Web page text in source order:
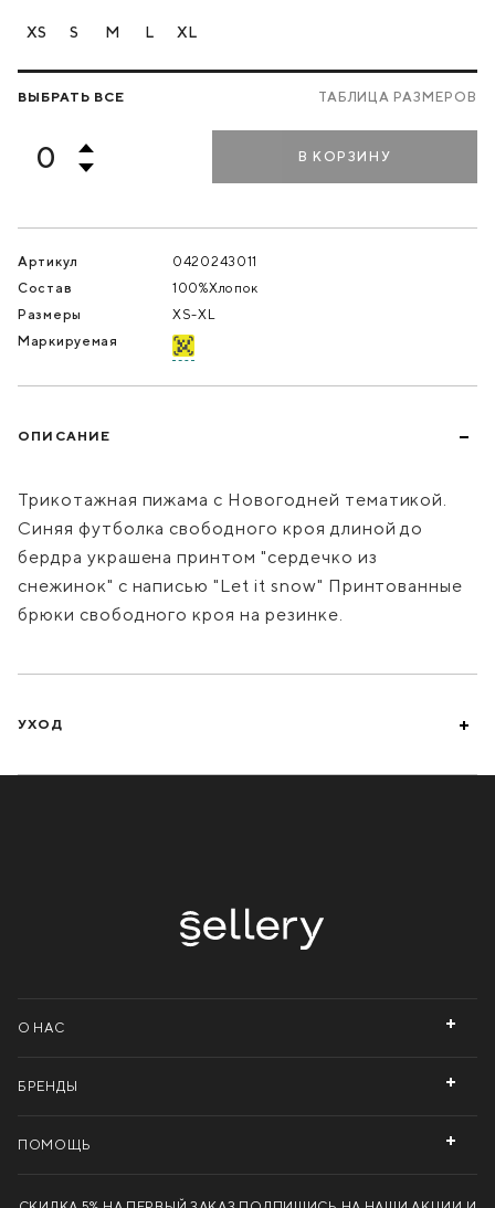
Артикул
0420243011
Состав
100%Хлопок
Размеры
XS-XL
Маркируемая
XS S M L XL
ВЫБРАТЬ ВСЕ ТАБЛИЦА РАЗМЕРОВ
В КОРЗИНУ
ОПИСАНИЕ
Трикотажная пижама с Новогодней тематикой.
Синяя футболка свободного кроя длиной до
бердра украшена принтом "сердечко из
снежинок" с написью "Let it snow" Принтованные
брюки свободного кроя на резинке.
УХОД
О НАС
БРЕНДЫ
ПОМОЩЬ